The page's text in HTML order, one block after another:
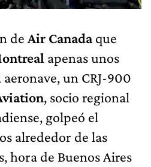
de Air Canadaque
apenas unos
un CRJ-900
, socio regional
golpeó el
alrededor de las
hora de Buenos Aires